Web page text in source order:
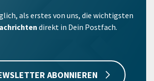
als erstes von uns, die wichtigsten
direkt in Dein Postfach.
ABONNIEREN